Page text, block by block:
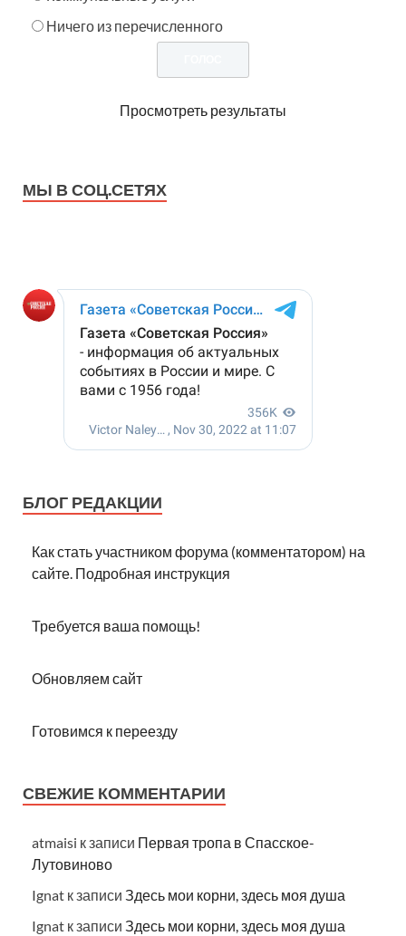
Ничего из перечисленного
Просмотреть результаты
МЫ В СОЦ.СЕТЯХ
БЛОГ РЕДАКЦИИ
Как стать участником форума (комментатором) на
сайте. Подробная инструкция
Требуется ваша помощь!
Обновляем сайт
Готовимся к переезду
СВЕЖИЕ КОММЕНТАРИИ
atmaisi к записи Первая тропа в Спасское-
Лутовиново
Ignat к записи Здесь мои корни, здесь моя душа
Ignat к записи Здесь мои корни, здесь моя душа